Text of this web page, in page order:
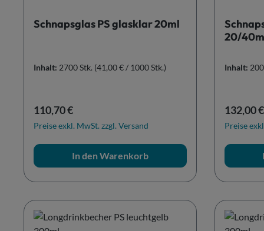
Schnapsglas PS glasklar 20ml
Inhalt: 2700 Stk. (41,00 € / 1000 Stk.)
Regulärer Preis:
110,70 €
Preise exkl. MwSt. zzgl. Versand
In den Warenkorb
20/
Inhalt:
132,00 €
Preise